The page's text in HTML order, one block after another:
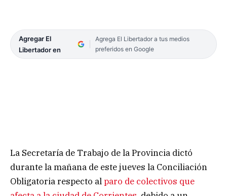
Agregar El
Libertador en
Agrega El Libertador a tus medios
preferidos en Google
La Secretaría de Trabajo de la Provincia dictó
durante la mañana de este jueves la Conciliación
Obligatoria respecto alparo de colectivos que